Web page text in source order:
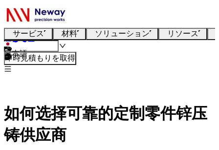
サービス 材料 ソリューション リソース
日本語
即時見積もりを取得
如何选择可靠的定制零件锌压
铸供应商